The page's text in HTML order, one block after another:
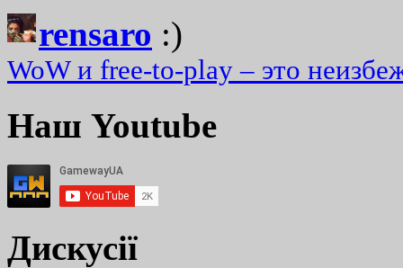
rensaro :)
WoW и free-to-play – это
Наш Youtube
Дискусії